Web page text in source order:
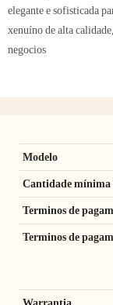
elegante e sofisticada
xenuíno de alta
negocios
Modelo
Cantidade mínima
Terminos de
Terminos de